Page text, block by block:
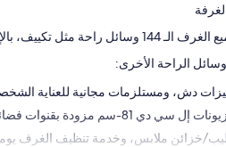
بالإضافة إلى مزايا مثل إنترنت لاسلكي مجاناً وخزنات.
الراحة الأخرى:
دش، ومستلزمات مجانية للعناية
إل سي دي 81-سم مزودة بقنوات فضائية
خزائن ملابس، وخدمة تنظيف الغرف